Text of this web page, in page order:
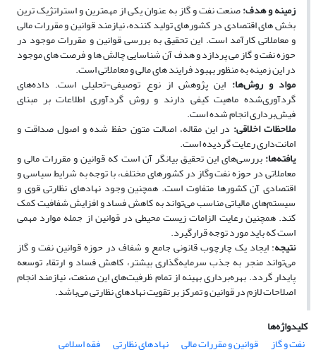
زمینه و هدف:صنعت نفت و گاز به عنوان یکی از مهمترین و استراتژیک ترین
بخش های اقتصادی در کشورهای تولید کننده، نیازمند قوانین و مقررات مالی
و معاملاتی کارآمد است. این تحقیق به بررسی قوانین و مقررات موجود در
حوزه نفت و گاز می پردازد و هدف آن شناسایی چالش ها و فرصت های موجود
در این زمینه به منظور بهبود فرایند های مالی و معاملاتی است.
مواد و روش‌ها: این پژوهش از نوع توصیفی-تحلیلی است. داده‌های
گردآوری‌شده ماهیت کیفی دارند و روش گردآوری اطلاعات بر مبنای
فیش‌برداری انجام شده است.
ملاحظات اخلاقی: در این مقاله، اصالت متون حفظ شده و اصول صداقت و
امانت‌داری رعایت گردیده است.
یافته‌ها:بررسی‌های این تحقیق بیانگر آن است که قوانین و مقررات مالی و
معاملاتی در حوزه نفت وگاز در کشورهای مختلف، با توجه به شرایط سیاسی و
اقتصادی آن کشورها متفاوت است. همچنین وجود نهادهای نظارتی قوی و
سیستم‌های مالیاتی مناسب می‌تواند به کاهش فساد و افزایش شفافیت کمک
کند. همچنین رعایت الزامات زیست محیطی در قوانین از جمله موارد مهمی
است که باید مورد توجه قرارگیرد.
نتیجه: ایجاد یک چارچوب قانونی جامع و شفاف در حوزه قوانین نفت و گاز
می‌تواند منجر به جذب سرمایه‌گذاری بیشتر، کاهش فساد و ارتقاء توسعه
پایدار گردد. بهره‌برداری بهینه از تمام ظرفیت‌های این صنعت، نیازمند انجام
اصلاحات لازم در قوانین و تمرکز بر تقویت نهادهای نظارتی می‌باشد.
کلیدواژه‌ها
نفت و گاز
قوانین و مقررات مالی نهادهای نظارتی
فقه اسلامی